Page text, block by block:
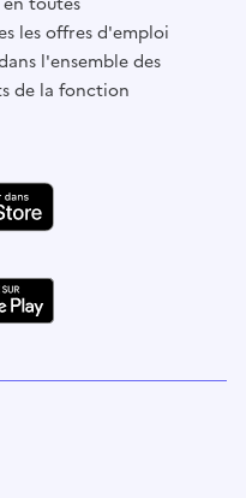
les offres d'emploi
l'ensemble des
de la fonction